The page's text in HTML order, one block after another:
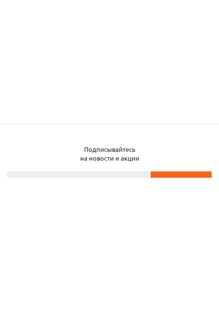
Подписывайтесь
на новости и акции